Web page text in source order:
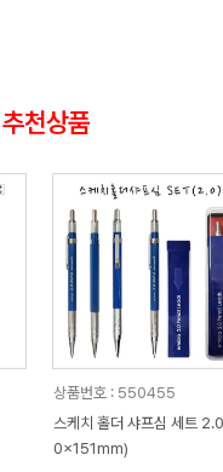
추천상품
상품번호 : 550455
스케치 홀더 샤프심 세트
0x151mm)